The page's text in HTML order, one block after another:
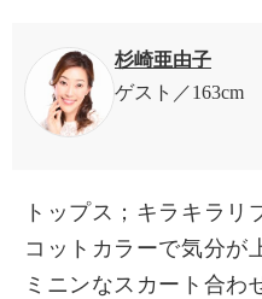
杉崎亜由子
ゲスト
163cm
トップス；キラキラリ
コットカラーで気分が
ミニンなスカート合わ